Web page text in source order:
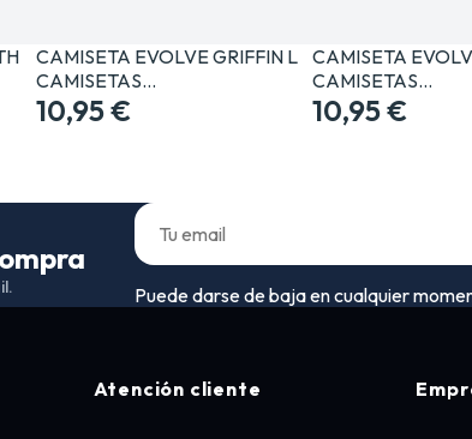
CAMISETA EVOLVE GRIFFIN L
CAMISETAS…
10,95 €
CAMISETA
CAMISETAS…
10,95 €
Puede darse de baja en cualquier
Atención cliente